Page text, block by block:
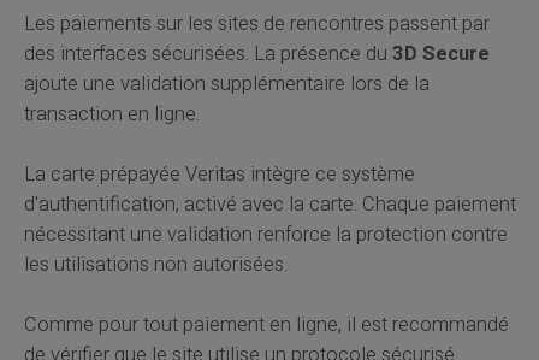
Les paiements sur les sites de rencontres passent par
des interfaces sécurisées. La présence du 3D Secure
ajoute une validation supplémentaire lors de la
transaction en ligne.
La carte prépayée Veritas intègre ce système
d'authentification, activé avec la carte. Chaque paiement
nécessitant une validation renforce la protection contre
les utilisations non autorisées.
Comme pour tout paiement en ligne, il est recommandé